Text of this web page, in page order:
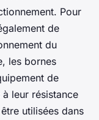
Pour
de
du
les bornes
de
leur résistance
utilisées dans